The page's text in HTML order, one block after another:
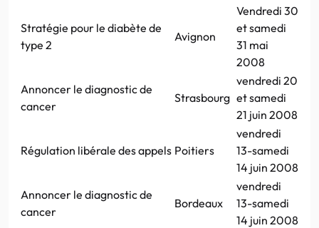
Stratégie pour le diabète de
type 2
Avignon
Vendredi 30
et samedi
31 mai
2008
Annoncer le diagnostic de
cancer
Strasbourg
vendredi 20
et samedi
21 juin 2008
Régulation libérale des appels Poitiers
vendredi
13-samedi
14 juin 2008
Annoncer le diagnostic de
cancer
Bordeaux
vendredi
13-samedi
14 juin 2008